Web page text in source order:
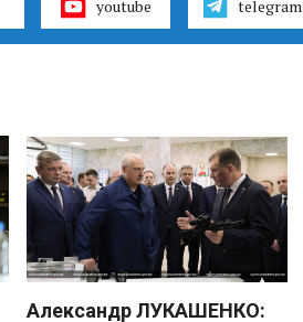
youtube telegram
Александр ЛУКАШЕНКО: